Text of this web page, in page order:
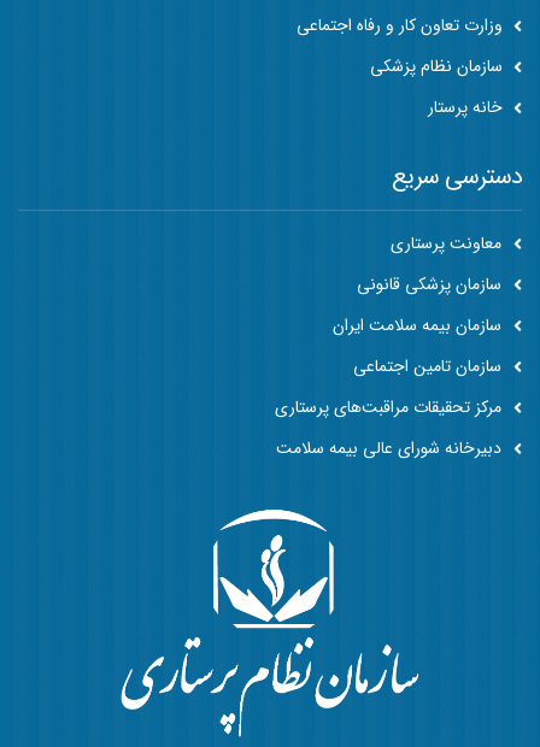
وزارت تعاون کار و رفاه اجتماعی
سازمان نظام پزشکی
خانه پرستار
دسترسی سریع
معاونت پرستاری
سازمان پزشکی قانونی
سازمان بیمه سلامت ایران
سازمان تامین اجتماعی
مرکز تحقیقات مراقبت‌های پرستاری
دبیرخانه شورای عالی بیمه سلامت